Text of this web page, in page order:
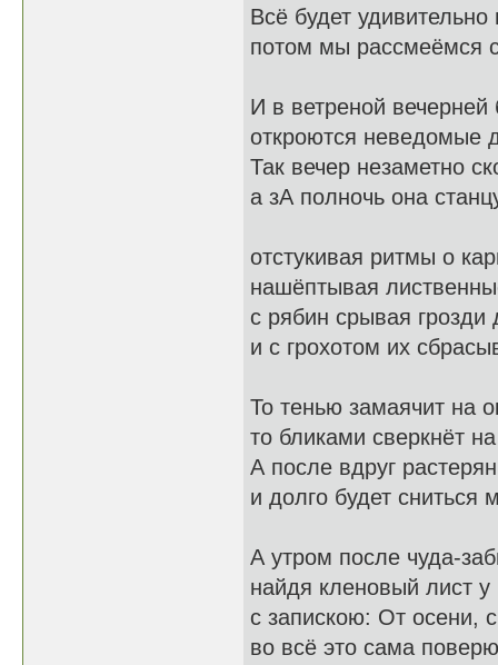
Всё будет удивительно
потом мы рассмеёмся
И в ветреной вечерней
откроются неведомые
Так вечер незаметно
а зА полночь она
отстукивая ритмы о
нашёптывая
с рябин срывая грозди
и с грохотом их
То тенью замаячит на
то бликами сверкнёт
А после вдруг
и долго будет сниться
А утром после чуда-
найдя кленовый лист у
с запискою: От осени,
во всё это сама